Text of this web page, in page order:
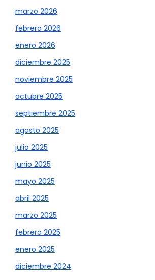
marzo 2026
febrero 2026
enero 2026
diciembre 2025
noviembre 2025
octubre 2025
septiembre 2025
agosto 2025
julio 2025
junio 2025
mayo 2025
abril 2025
marzo 2025
febrero 2025
enero 2025
diciembre 2024